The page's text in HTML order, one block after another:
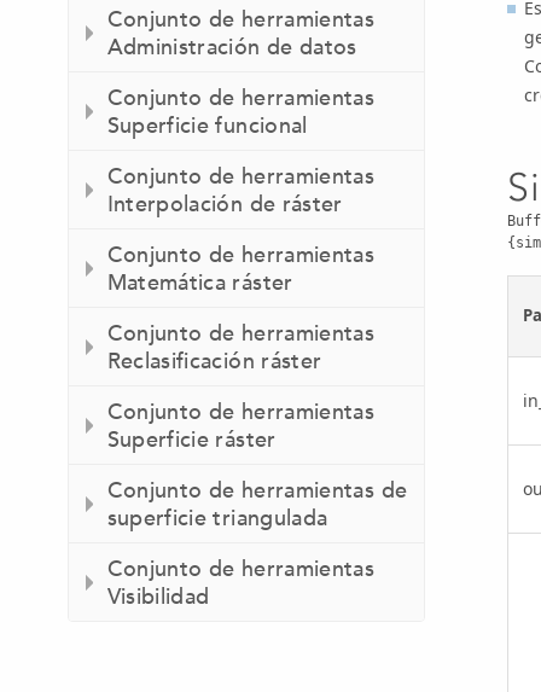
Conjunto de herramientas
Administración de datos
Conjunto de herramientas
Superficie funcional
Conjunto de herramientas
Interpolación de ráster
Conjunto de herramientas
Matemática ráster
Conjunto de herramientas
Reclasificación ráster
Conjunto de herramientas
Superficie ráster
Conjunto de herramientas de
superficie triangulada
Conjunto de herramientas
Visibilidad